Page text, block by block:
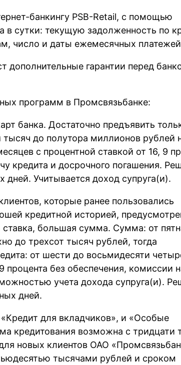
банкингу PSB-Retail, с помощью
в сутки: текущую задолженность по
число и даты ежемесячных
дополнительные гарантии перед
программ в Промсвязьбанке:
банка. Достаточно предъявить
до полутора миллионов рублей
с процентной ставкой от 16, 9
кредита и досрочного погашения.
дней. Учитывается доход супруга(и).
которые ранее пользовались
кредитной историей,
большая сумма. Сумма: от
до трехсот тысяч рублей, тогда
от шести до восьмидесяти
процента без обеспечения, комиссии
учета дохода супруга(и).
дней.
для вкладчиков», и «Особые
кредитования возможна с тридцати
новых клиентов ОАО
тысячами рублей и сроком
BREAKING NEWS /// НОВОСТИ